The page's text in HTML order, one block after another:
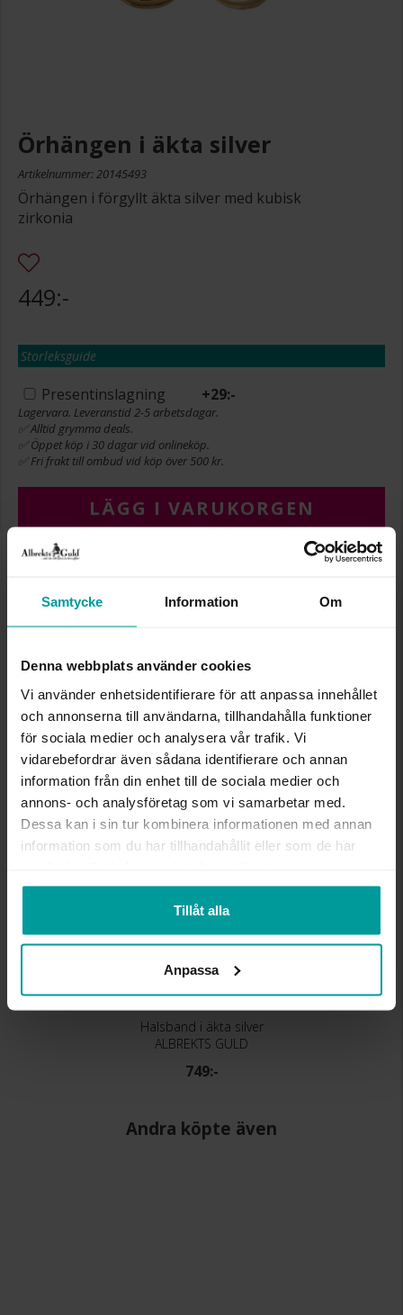
Samtycke Information Om
Denna webbplats använder cookies
Vi använder enhetsidentifierare för att anpassa innehållet
och annonserna till användarna, tillhandahålla funktioner
för sociala medier och analysera vår trafik. Vi
vidarebefordrar även sådana identifierare och annan
information från din enhet till de sociala medier och
annons- och analysföretag som vi samarbetar med.
Dessa kan i sin tur kombinera informationen med annan
information som du har tillhandahållit eller som de har
Tillåt alla
Anpassa
Örhängen i äkta silver
Artikelnummer: 20145493
Örhängen i förgyllt äkta silver med kubisk
zirkonia
449:-
Storleksguide
Presentinslagning +29:-
Lagervara. Leveranstid 2-5 arbetsdagar.
✅ Alltid grymma deals.
✅ Öppet köp i 30 dagar vid onlineköp.
✅ Fri frakt till ombud vid köp över 500 kr.
LÄGG I VARUKORGEN
BREDD CA (MM)
VARUMÄRKE
Albrekts Guld
MATERIAL
Silver,Guldpläterat
STEN/PÄRLA
Kubisk zirkonia
Liknande produkter
Halsband i äkta silver
ALBREKTS GULD
749:-
Andra köpte även